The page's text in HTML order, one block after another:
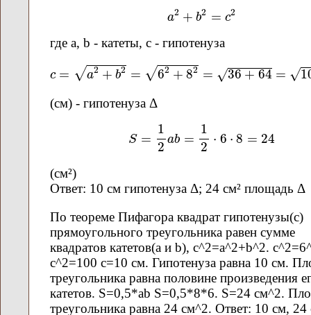
a2 + b2 = c2
a b2
где а, b - катеты, с - гипотенуза
c = √a2 + b2 = √62 + 82 = √36 + 64 = √
c=a 2=62+82
(cм) - гипотенуза Δ
S =
1
2
ab =
1
2
⋅ 6 ⋅ 8 = 24
= 12
(см²)
Ответ: 10 см гипотенуза Δ; 24 см² площадь Δ
По теореме Пифагора квадрат гипотенузы(с)
прямоугольного треугольника равен сумме
квадратов катетов(а и b), c^2=a^2+b^2.
c^2=100 c=10 см. Гипотенуза равна 10 см.
треугольника равна половине произведения
катетов. S=0,5*ab S=0,5*8*6. S=24 см^2.
треугольника равна 24 см^2. Ответ: 10 см,